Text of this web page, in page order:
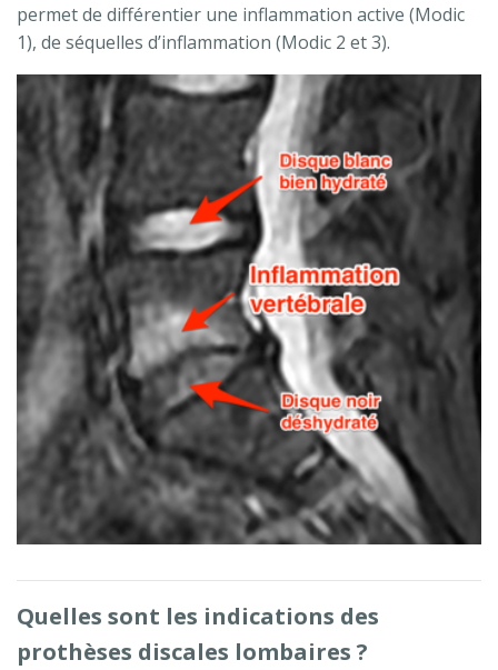
permet de différentier une inflammation active (Modic
1), de séquelles d’inflammation (Modic 2 et 3).
Quelles sont les indications des
prothèses discales lombaires ?